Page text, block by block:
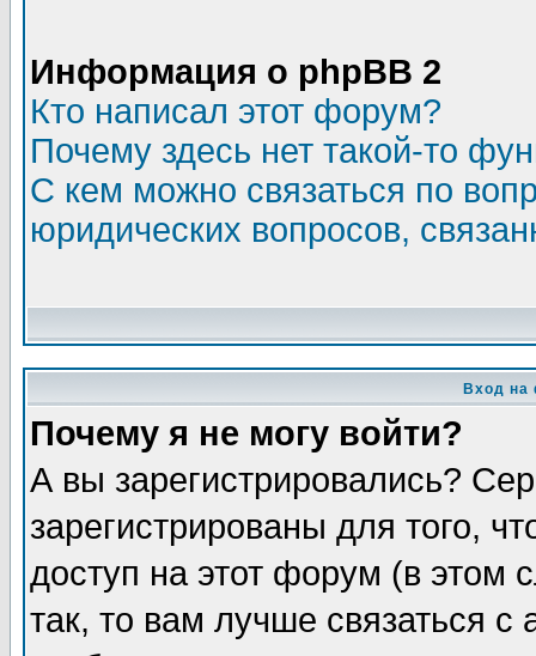
Информация о phpBB 2
Кто написал этот форум?
Почему здесь нет такой-то
С кем можно связаться по
юридических вопросов,
Вход на
Почему я не могу войти?
А вы зарегистрировались?
зарегистрированы для того,
доступ на этот форум (в этом
так, то вам лучше связаться